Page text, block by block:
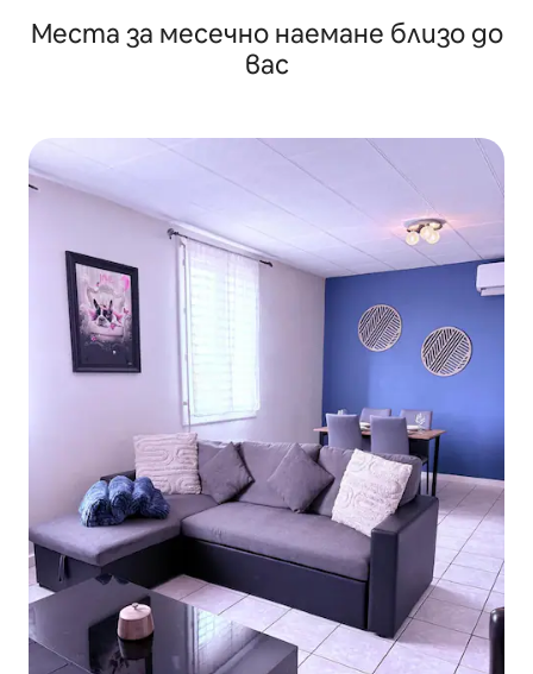
Места за месечно наемане близо до
вас